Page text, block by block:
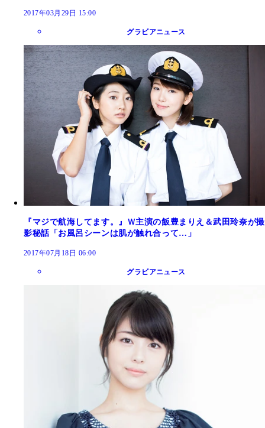
2017年03月29日 15:00
グラビアニュース
『マジで航海してます。』Ｗ主演の飯豊まりえ＆武田玲奈が撮
影秘話「お風呂シーンは肌が触れ合って…」
2017年07月18日 06:00
グラビアニュース